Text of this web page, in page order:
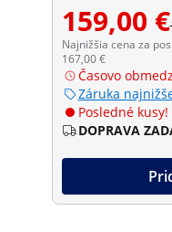
159,00 €
Najnižšia cena za
167,00 €
Časovo
Záruka
Posledné
DOPRAVA